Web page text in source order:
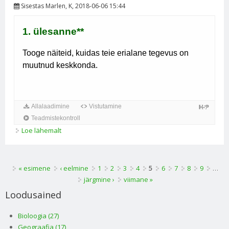
Sisestas Marlen, K, 2018-06-06 15:44
Loe lähemalt
Lehed
« esimene ‹ eelmine 1 2 3 4 5 6 7 8 9
…
järgmine ›
viimane »
Loodusained
Bioloogia (27)
Geograafia (17)